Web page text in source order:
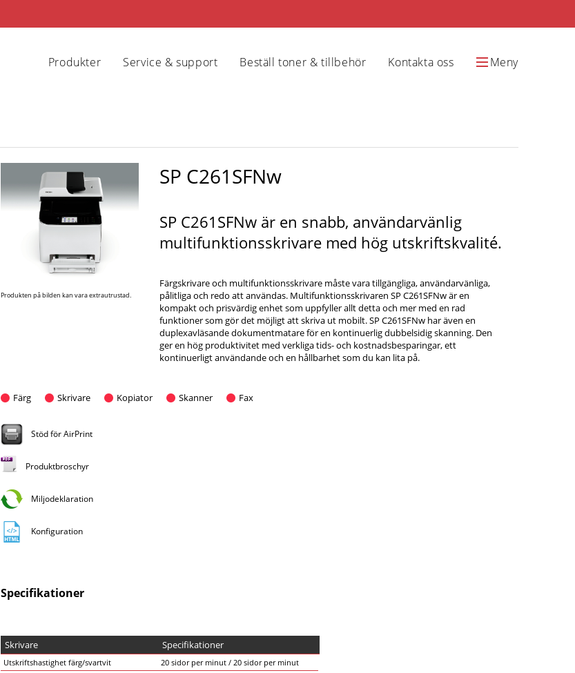
Produkter Service & support Beställ toner & tillbehör Kontakta oss Meny
Produkten på bilden kan vara extrautrustad.
SP C261SFNw
SP C261SFNw är en snabb, användarvänlig
multifunktionsskrivare med hög utskriftskvalité.
Färgskrivare och multifunktionsskrivare måste vara tillgängliga, användarvänliga,
pålitliga och redo att användas. Multifunktionsskrivaren SP C261SFNw är en
kompakt och prisvärdig enhet som uppfyller allt detta och mer med en rad
funktioner som gör det möjligt att skriva ut mobilt. SP C261SFNw har även en
duplexavläsande dokumentmatare för en kontinuerlig dubbelsidig skanning. Den
ger en hög produktivitet med verkliga tids- och kostnadsbesparingar, ett
kontinuerligt användande och en hållbarhet som du kan lita på.
Färg Skrivare Kopiator Skanner Fax
Stöd för AirPrint
Produktbroschyr
Miljodeklaration
Konfiguration
Specifikationer
Skrivare Specifikationer
Utskriftshastighet färg/svartvit
20 sidor per minut / 20 sidor per minut